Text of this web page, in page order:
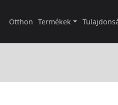
Otthon Termékek